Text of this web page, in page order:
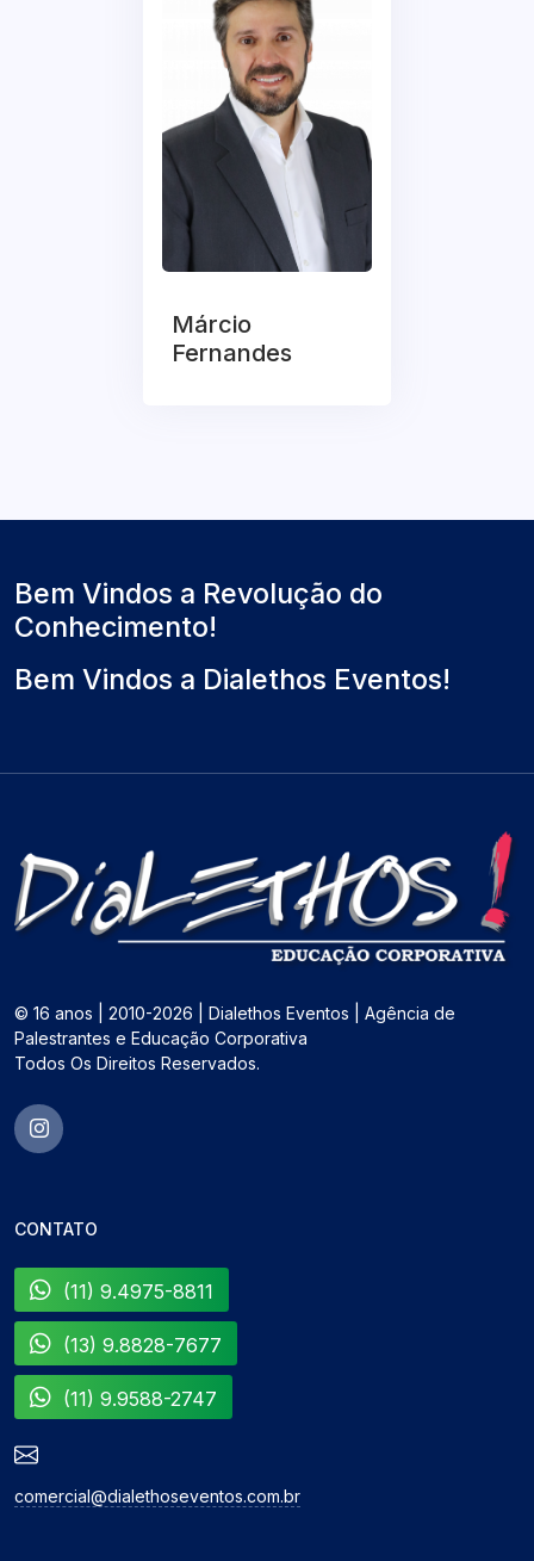
Márcio
Fernandes
Bem Vindos a Revolução do
Conhecimento!
Bem Vindos a Dialethos Eventos!
© 16 anos | 2010-2026 | Dialethos Eventos | Agência de
Palestrantes e Educação Corporativa
Todos Os Direitos Reservados.
CONTATO
(11) 9.4975-8811
(13) 9.8828-7677
(11) 9.9588-2747
comercial@dialethoseventos.com.br